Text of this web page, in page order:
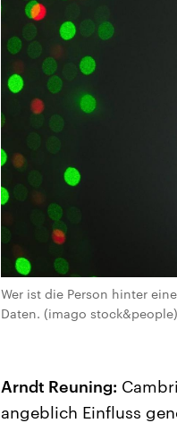
Wer ist die Person hinter
Daten. (imago stock&people)
Arndt Reuning:
angeblich Einfluss